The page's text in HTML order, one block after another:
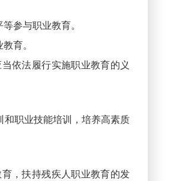
参与职业教育。
育。
依法履行实施职业教育的义
和职业技能培训，培养高素质
，扶持残疾人职业教育的发